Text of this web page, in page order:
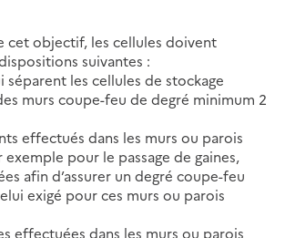
cet objectif, les cellules doivent
suivantes :
séparent les cellules de stockage
murs coupe-feu de degré minimum 2
effectués dans les murs ou parois
exemple pour le passage de gaines,
afin d’assurer un degré coupe-feu
exigé pour ces murs ou parois
effectuées dans les murs ou parois